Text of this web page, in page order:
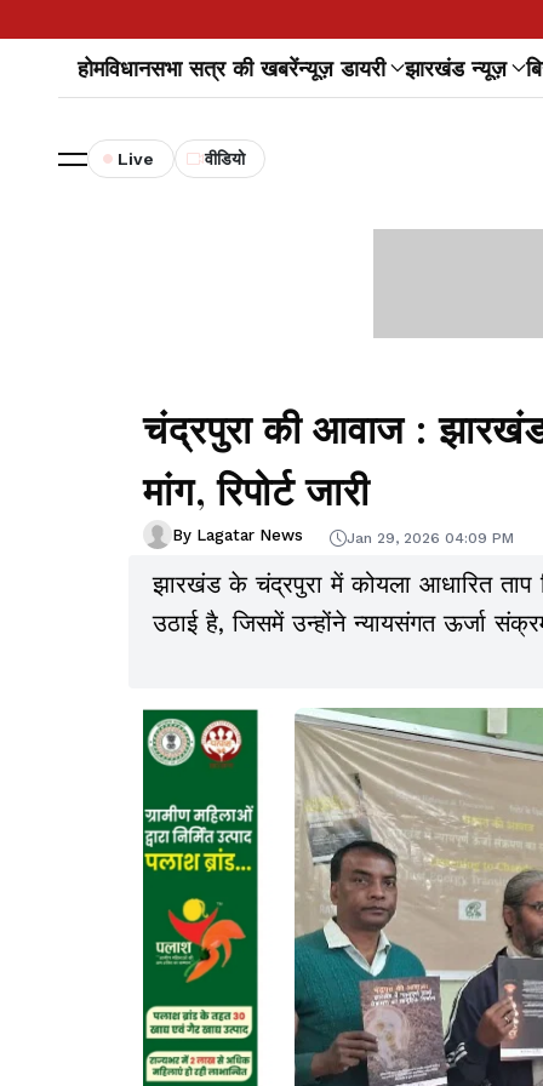
होमविधानसभा सत्र की खबरेंन्यूज़ डायरी झारखंड न्यूज़
Live वीडियो
चंद्रपुरा की आवाज :
मांग, रिपोर्ट जारी
By Lagatar News Jan 29, 2026 04:09 PM
झारखंड के चंद्रपुरा में कोयला आधारित
उठाई है, जिसमें उन्होंने न्यायसंगत ऊर्जा